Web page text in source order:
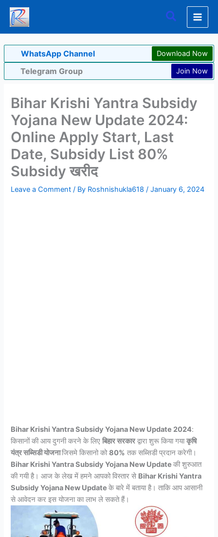
Skip
content
Search
WhatsApp Channel Download Now
Telegram Group Join Now
Bihar Krishi Yantra Subsidy
Yojana New Update 2024:
Online Apply Start, Last
Date, Subsidy List 80%
Subsidy खरीद
Leave a Comment / By Roshnishukla618/January 6, 2024
Bihar Krishi Yantra Subsidy Yojana New Update 2024:
किसानों की आय दुगनी करने के लिएबिहार सरकारद्वारा शुरू किया गयाकृषि
यंत्र सब्सिडी योजनाजिसमे किसानो को80% तक सब्सिडी प्रदान करेगी।
Bihar Krishi Yantra Subsidy Yojana New Updateकी शुरुआत
की गयी है। आज के लेख में हमने आपको विस्तार से Bihar Krishi Yantra
Subsidy Yojana New Updateके बारे में बताया है। ताकि आप आसानी
से आवेदन कर इस योजना का लाभ ले सकते हैं।